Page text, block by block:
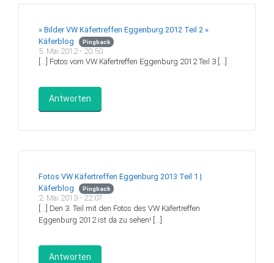
» Bilder VW Käfertreffen Eggenburg 2012 Teil 2 »
Käferblog
Pingback
5. Mai 2012 - 20:50
[…] Fotos vom VW Käfertreffen Eggenburg 2012 Teil 3 […]
Antworten
Fotos VW Käfertreffen Eggenburg 2013 Teil 1 |
Käferblog
Pingback
2. Mai 2013 - 22:07
[…] Den 3. Teil mit den Fotos des VW Käfertreffen
Eggenburg 2012 ist da zu sehen! […]
Antworten